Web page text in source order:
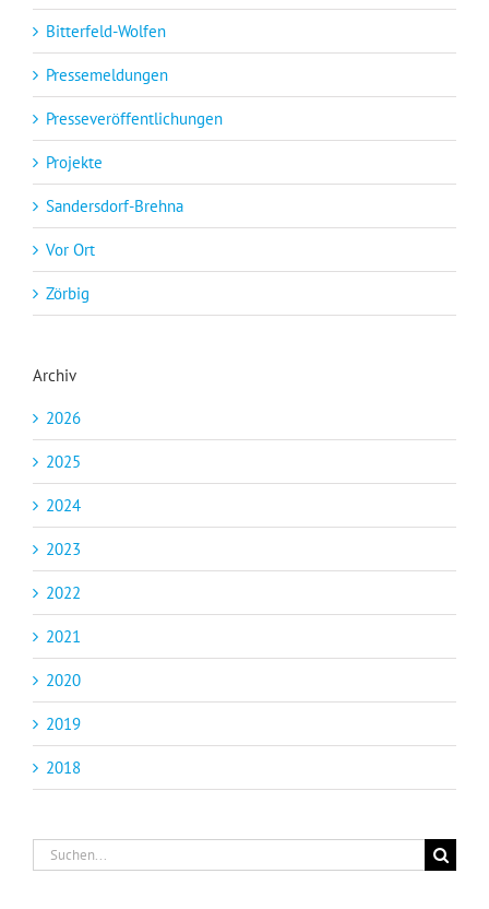
Bitterfeld-Wolfen
Pressemeldungen
Presseveröffentlichungen
Projekte
Sandersdorf-Brehna
Vor Ort
Zörbig
Archiv
2026
2025
2024
2023
2022
2021
2020
2019
2018
Suche
nach: